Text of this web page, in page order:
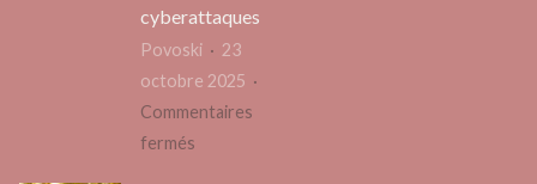
cyberattaques
Povoski
23
octobre 2025
Commentaires
fermés